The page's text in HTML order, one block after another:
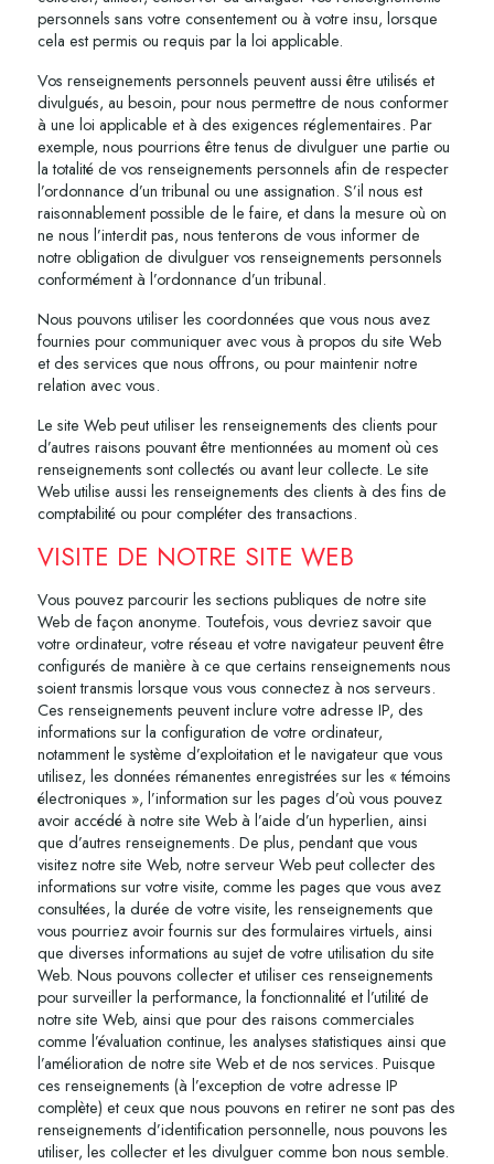
personnels sans votre consentement ou à votre insu, lorsque
cela est permis ou requis par la loi applicable.
Vos renseignements personnels peuvent aussi être utilisés et
divulgués, au besoin, pour nous permettre de nous conformer
à une loi applicable et à des exigences réglementaires. Par
exemple, nous pourrions être tenus de divulguer une partie ou
la totalité de vos renseignements personnels afin de respecter
l’ordonnance d’un tribunal ou une assignation. S’il nous est
raisonnablement possible de le faire, et dans la mesure où on
ne nous l’interdit pas, nous tenterons de vous informer de
notre obligation de divulguer vos renseignements personnels
conformément à l’ordonnance d’un tribunal.
Nous pouvons utiliser les coordonnées que vous nous avez
fournies pour communiquer avec vous à propos du site Web
et des services que nous offrons, ou pour maintenir notre
relation avec vous.
Le site Web peut utiliser les renseignements des clients pour
d’autres raisons pouvant être mentionnées au moment où ces
renseignements sont collectés ou avant leur collecte. Le site
Web utilise aussi les renseignements des clients à des fins de
comptabilité ou pour compléter des transactions.
VISITE DE NOTRE SITE WEB
Vous pouvez parcourir les sections publiques de notre site
Web de façon anonyme. Toutefois, vous devriez savoir que
votre ordinateur, votre réseau et votre navigateur peuvent être
configurés de manière à ce que certains renseignements nous
soient transmis lorsque vous vous connectez à nos serveurs.
Ces renseignements peuvent inclure votre adresse IP, des
informations sur la configuration de votre ordinateur,
notamment le système d’exploitation et le navigateur que vous
utilisez, les données rémanentes enregistrées sur les « témoins
électroniques », l’information sur les pages d’où vous pouvez
avoir accédé à notre site Web à l’aide d’un hyperlien, ainsi
que d’autres renseignements. De plus, pendant que vous
visitez notre site Web, notre serveur Web peut collecter des
informations sur votre visite, comme les pages que vous avez
consultées, la durée de votre visite, les renseignements que
vous pourriez avoir fournis sur des formulaires virtuels, ainsi
que diverses informations au sujet de votre utilisation du site
Web. Nous pouvons collecter et utiliser ces renseignements
pour surveiller la performance, la fonctionnalité et l’utilité de
notre site Web, ainsi que pour des raisons commerciales
comme l’évaluation continue, les analyses statistiques ainsi que
l’amélioration de notre site Web et de nos services. Puisque
ces renseignements (à l’exception de votre adresse IP
complète) et ceux que nous pouvons en retirer ne sont pas des
renseignements d’identification personnelle, nous pouvons les
utiliser, les collecter et les divulguer comme bon nous semble.